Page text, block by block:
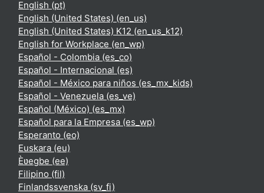
English ‎(pt)‎
English (United States) ‎(en_us)‎
English (United States) K12 ‎(en_us_k12)‎
English for Workplace ‎(en_wp)‎
Español - Colombia ‎(es_co)‎
Español - Internacional ‎(es)‎
Español - México para niños ‎(es_mx_kids)‎
Español - Venezuela ‎(es_ve)‎
Español (México) ‎(es_mx)‎
Español para la Empresa ‎(es_wp)‎
Esperanto ‎(eo)‎
Euskara ‎(eu)‎
Èʋegbe ‎(ee)‎
Filipino ‎(fil)‎
Finlandssvenska ‎(sv_fi)‎